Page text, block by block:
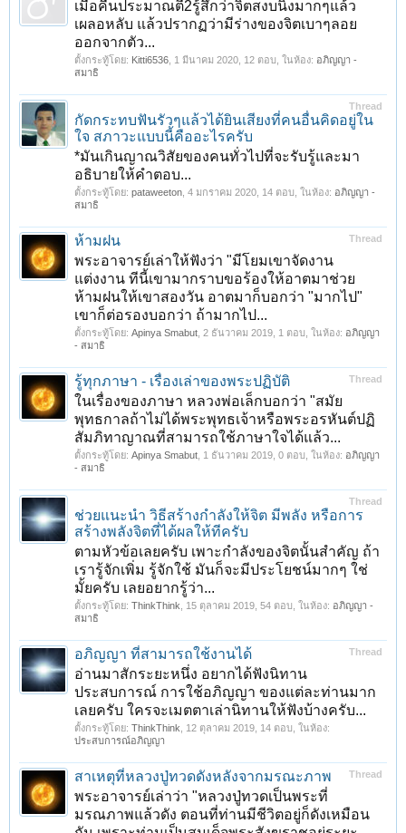
เมื่อคืนประมาณตี2รู้สึกว่าจิตสงบนิ่งมากๆแล้ว
เผลอหลับ แล้วปรากฏว่ามีร่างของจิตเบาๆลอย
ออกจากตัว...
ตั้งกระทู้โดย: Kitti6536 1 มีนาคม 2020 , 12 ตอบ, ในห้อง: อภิญญา -
สมาธิ
Thread
กัดกระทบฟันรัวๆแล้วได้ยินเสียงที่คนอื่นคิดอยู่ใน
ใจ สภาวะแบบนี้คืออะไรครับ
*มันเกินญาณวิสัยของคนทั่วไปที่จะรับรู้และมา
อธิบายให้คำตอบ...
ตั้งกระทู้โดย: pataweeton 4 มกราคม 2020 , 14 ตอบ, ในห้อง: อภิญญา -
สมาธิ
Thread
ห้ามฝน
พระอาจารย์เล่าให้ฟังว่า "มีโยมเขาจัดงาน
แต่งงาน ทีนี้เขามากราบขอร้องให้อาตมาช่วย
ห้ามฝนให้เขาสองวัน อาตมาก็บอกว่า "มากไป"
เขาก็ต่อรองบอกว่า ถ้ามากไป...
ตั้งกระทู้โดย: Apinya Smabut 2 ธันวาคม 2019 , 1 ตอบ, ในห้อง: อภิญญา
- สมาธิ
Thread
รู้ทุกภาษา - เรื่องเล่าของพระปฏิบัติ
ในเรื่องของภาษา หลวงพ่อเล็กบอกว่า "สมัย
พุทธกาลถ้าไม่ได้พระพุทธเจ้าหรือพระอรหันต์ปฏิ
สัมภิทาญาณที่สามารถใช้ภาษาใจได้แล้ว...
ตั้งกระทู้โดย: Apinya Smabut 1 ธันวาคม 2019 , 0 ตอบ, ในห้อง: อภิญญา
- สมาธิ
Thread
ช่วยแนะนำ วิธีสร้างกำลังให้จิต มีพลัง หรือการ
สร้างพลังจิตที่ได้ผลให้ทีครับ
ตามหัวข้อเลยครับ เพาะกำลังของจิตนั้นสำคัญ ถ้า
เรารู้จักเพิ่ม รู้จักใช้ มันก็จะมีประโยชน์มากๆ ใช่
มั้ยครับ เลยอยากรู้ว่า...
ตั้งกระทู้โดย: ThinkThink 15 ตุลาคม 2019 , 54 ตอบ, ในห้อง: อภิญญา -
สมาธิ
Thread
อภิญญา ที่สามารถใช้งานได้
อ่านมาสักระยะหนึ่ง อยากได้ฟังนิทาน
ประสบการณ์ การใช้อภิญญา ของแต่ละท่านมาก
เลยครับ ใครจะเมตตาเล่านิทานให้ฟังบ้างครับ...
ตั้งกระทู้โดย: ThinkThink 12 ตุลาคม 2019 , 14 ตอบ, ในห้อง:
ประสบการณ์อภิญญา
Thread
สาเหตุที่หลวงปู่ทวดดังหลังจากมรณะภาพ
พระอาจารย์เล่าว่า "หลวงปู่ทวดเป็นพระที่
มรณภาพแล้วดัง ตอนที่ท่านมีชีวิตอยู่ก็ดังเหมือน
2 3 5 ถัดไป >